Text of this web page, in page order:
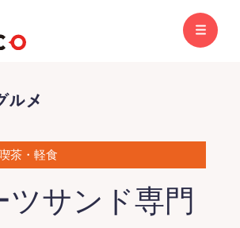
茶・軽食
ツサンド専門